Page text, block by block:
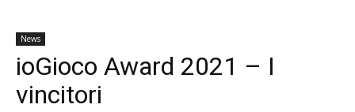
News
ioGioco Award 2021 – I
vincitori